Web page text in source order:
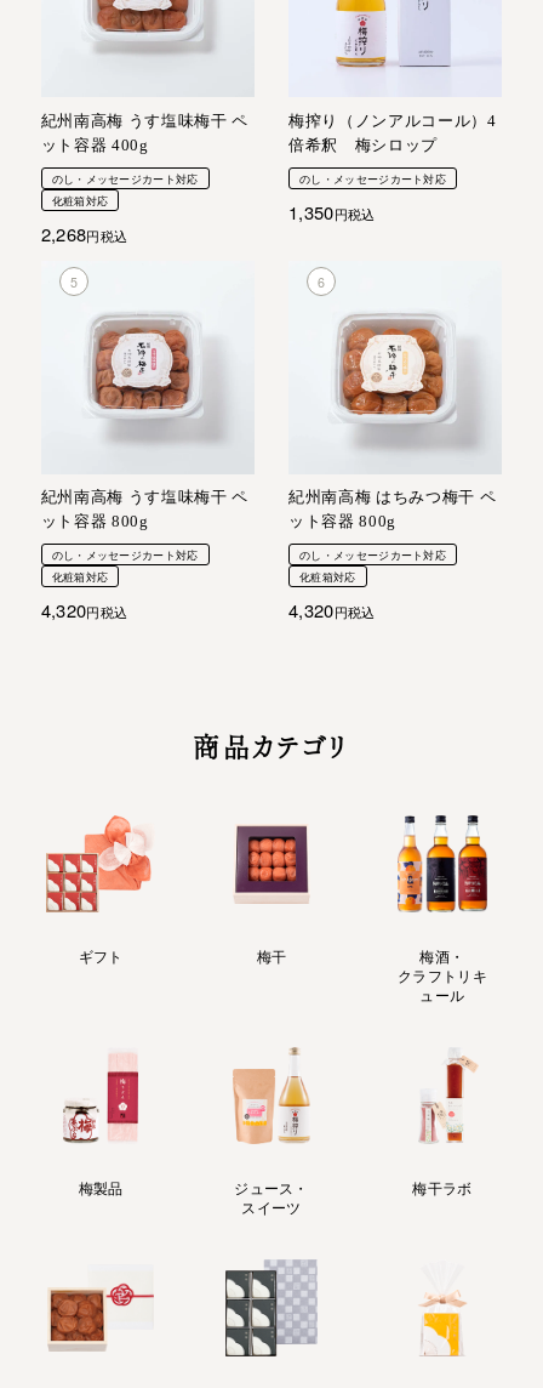
紀州南高梅 うす塩味梅干 ペ
ット容器 400g
のし・メッセージカート対応
化粧箱対応
2,268 税込
梅搾り（ノンアルコール）4
倍希釈 梅シロップ
のし・メッセージカート対応
1,350 税込
紀州南高梅 うす塩味梅干 ペ
ット容器 800g
のし・メッセージカート対応
化粧箱対応
4,320 税込
紀州南高梅 はちみつ梅干 ペ
ット容器 800g
のし・メッセージカート対応
化粧箱対応
4,320 税込
商品カテゴリ
ギフト 梅干
梅酒・
クラフトリキ
ュール
梅製品
ジュース・
スイーツ
梅干ラボ